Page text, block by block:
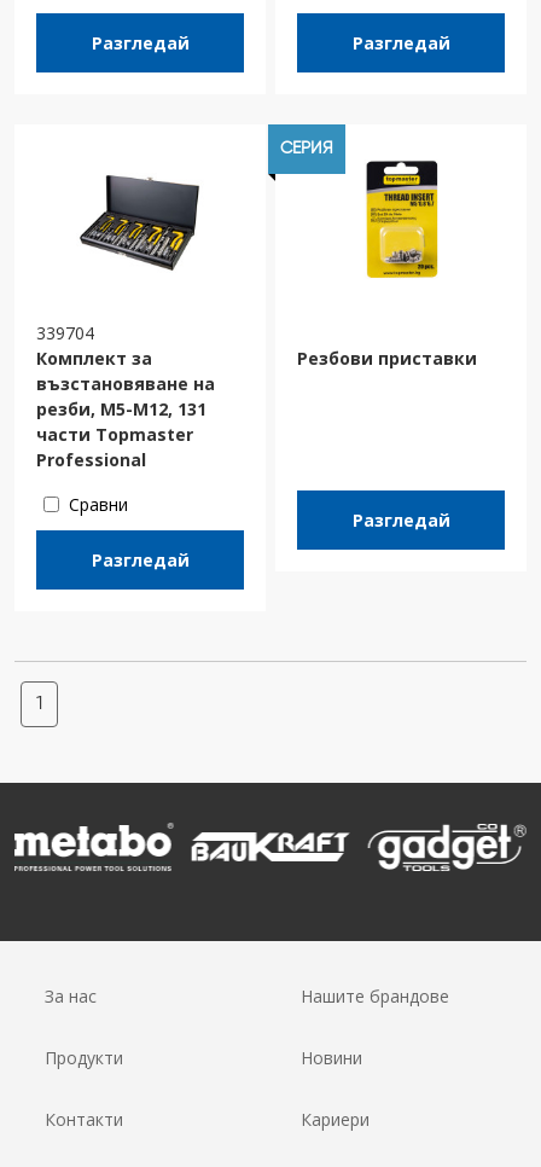
Разгледай Разгледай
339704
Комплект за
възстановяване на
резби, M5-M12, 131
части Topmaster
Professional
Сравни
Разгледай
СЕРИЯ
Резбови приставки
Разгледай
1
За нас Нашите брандове
Продукти Новини
Контакти Кариери